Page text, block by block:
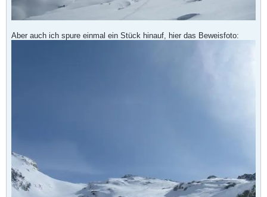
Aber auch ich spure einmal ein Stück hinauf, hier das Beweisfoto: